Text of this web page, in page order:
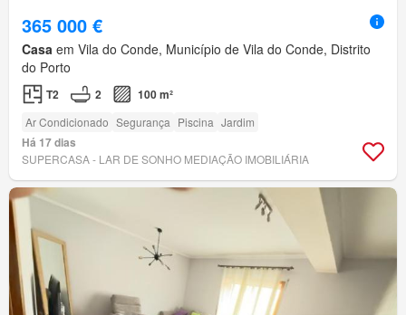
365 000 €
Casa em Vila do Conde, Município de Vila do Conde, Distrito
do Porto
T2 2 100 m²
Ar Condicionado Segurança Piscina Jardim
Há 17 dias
SUPERCASA - LAR DE SONHO MEDIAÇÃO IMOBILIÁRIA